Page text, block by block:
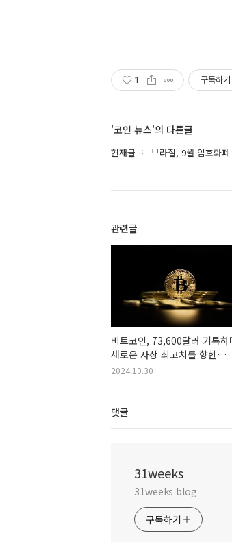
1 구독하기
'코인 뉴스'의 다른글
현재글 브라질, 9월 암호화
관련글
비트코인, 73,600달러 기록하
새로운 사상 최고치를 향한
펀더멘털 신호
2024.10.30
댓글
31weeks
31weeks blog
구독하기